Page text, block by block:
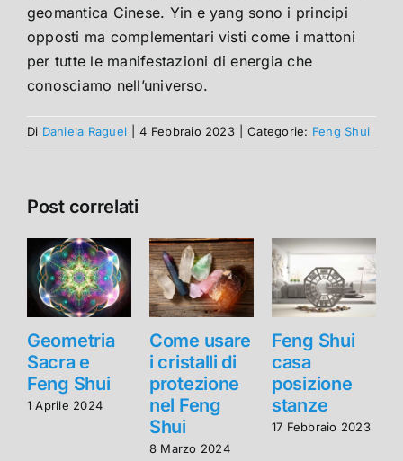
geomantica Cinese. Yin e yang sono i principi
opposti ma complementari visti come i mattoni
per tutte le manifestazioni di energia che
conosciamo nell’universo.
Di Daniela Raguel 4 Febbraio 2023 Categorie: Feng Shui
Post correlati
Geometria
Sacra e
Feng Shui
1 Aprile 2024
Come usare
i cristalli di
protezione
nel Feng
Shui
8 Marzo 2024
Feng Shui
casa
posizione
stanze
17 Febbraio 2023